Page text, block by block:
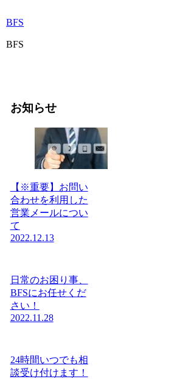
BFS
BFS
お知らせ
【※重要】お問い
合わせを利用した
営業メールについ
て
2022.12.13
日常のお困り事、
BFSにお任せくだ
さい！
2022.11.28
24時間いつでも相
談受け付けます！